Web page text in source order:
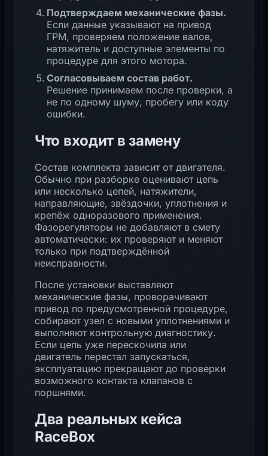
Подтверждаем механические фазы.
Если данные указывают на привод
ГРМ, проверяем положение валов,
натяжитель и доступные элементы по
процедуре для этого мотора.
Согласовываем состав работ.
Решение принимаем после проверки, а
не по одному шуму, пробегу или коду
ошибки.
Что входит в замену
Состав комплекта зависит от двигателя.
Обычно при разборке оценивают цепь
или несколько цепей, натяжители,
направляющие, звёздочки, уплотнения и
крепёж одноразового применения.
Фазорегуляторы не добавляют в смету
автоматически: их проверяют и меняют
только при подтверждённой
неисправности.
После установки выставляют
механические фазы, проворачивают
привод по предусмотренной процедуре,
собирают узел с новыми уплотнениями и
выполняют контрольную диагностику.
Если цепь уже перескочила или
двигатель перестал запускаться,
эксплуатацию прекращают до проверки
возможного контакта клапанов с
поршнями.
Два реальных кейса
RaceBox